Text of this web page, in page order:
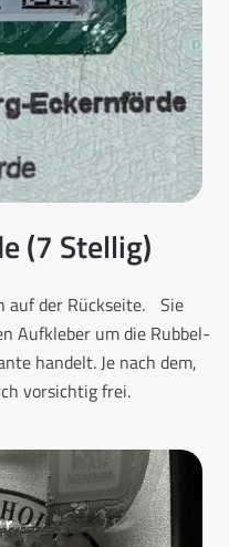
(7 Stellig)
auf der Rückseite. Sie
Aufkleber um die Rubbel-
handelt. Je nach dem,
vorsichtig frei.